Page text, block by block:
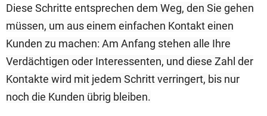
Diese Schritte entsprechen dem Weg, den Sie gehen
müssen, um aus einem einfachen Kontakteinen
Kunden zu machen: Am Anfang stehen alle Ihre
Verdächtigen oder Interessenten, und diese Zahl der
Kontakte wird mit jedem Schritt verringert, bis nur
noch die Kunden übrig bleiben.